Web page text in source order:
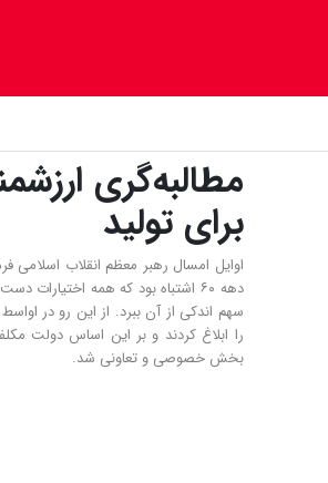
مطالبه‌گری
برای تولید
اوایل امسال رهبر معظم انقلاب اسلامی
دهه ۶۰ اشتباه بود که همه
را ابلاغ کردند و بر این اساس دولت
بخش خصوصی و تعاونی شد.